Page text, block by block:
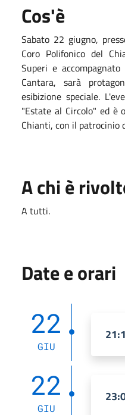
Cos'è
Sabato 22 giugno,
Coro Polifonico del
Superi e
Cantara, sarà
esibizione speciale.
"Estate al Circolo" ed è
Chianti, con il patrocinio
A chi è
A tutti.
Date e orari
22
GIU
22
GIU